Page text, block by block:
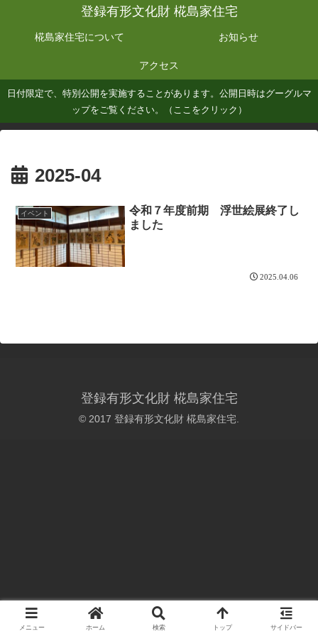
登録有形文化財 椛島家住宅
椛島家住宅について お知らせ
アクセス
日付限定で、特別公開を実施することがあります。公開日時はグーグルマ
ップをご覧ください。（ここをクリック）
2025-04
イベント
令和７年度前期 浮世絵展終了し
ました
2025.04.06
登録有形文化財 椛島家住宅
© 2017 登録有形文化財 椛島家住宅.
メニュー ホーム 検索 トップ サイドバー